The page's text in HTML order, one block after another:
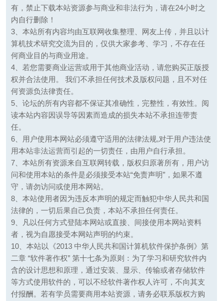
有，禁止下载本站资源参与商业和非法行为，请在24小时之
内自行删除！
3、本站所有内容均由互联网收集整理、网友上传，并且以计
算机技术研究交流为目的，仅供大家参考、学习，不存在任
何商业目的与商业用途。
4、若您需要商业运营或用于其他商业活动，请您购买正版授
权并合法使用。 我们不承担任何技术及版权问题，且不对任
何资源负法律责任。
5、论坛的所有内容都不保证其准确性，完整性，有效性。阅
读本站内容因误导等因素而造成的损失本站不承担连带责
任。
6、用户使用本网站必须遵守适用的法律法规,对于用户违法使
用本站非法运营而引起的一切责任，由用户自行承担。
7、本站所有资源来自互联网转载，版权归原著所有，用户访
问和使用本站的条件是必须接受本站“免责声明”，如果不遵
守，请勿访问或使用本网站。
8、本站使用者因为违反本声明的规定而触犯中华人民共和国
法律的，一切后果自己负责，本站不承担任何责任。
9、凡以任何方式登陆本网站或直接、间接使用本网站资料
者，视为自愿接受本网站声明的约束。
10、本站以《2013 中华人民共和国计算机软件保护条例》第
二章 “软件著作权” 第十七条为原则：为了学习和研究软件内
含的设计思想和原理，通过安装、显示、传输或者存储软件
等方式使用软件的，可以不经软件著作权人许可，不向其支
付报酬。若有学员需要商用本站资源，请务必联系版权方购